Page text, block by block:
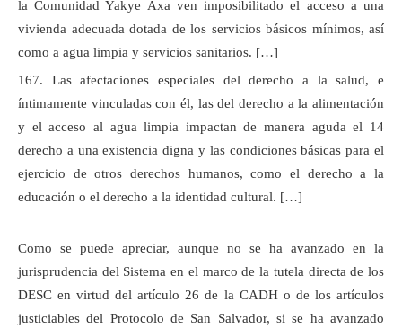
la Comunidad Yakye Axa ven imposibilitado el acceso a una
vivienda adecuada dotada de los servicios básicos mínimos, así
como a agua limpia y servicios sanitarios. […]
167. Las afectaciones especiales del derecho a la salud, e
íntimamente vinculadas con él, las del derecho a la alimentación
y el acceso al agua limpia impactan de manera aguda el 14
derecho a una existencia digna y las condiciones básicas para el
ejercicio de otros derechos humanos, como el derecho a la
educación o el derecho a la identidad cultural. […]
Como se puede apreciar, aunque no se ha avanzado en la
jurisprudencia del Sistema en el marco de la tutela directa de los
DESC en virtud del artículo 26 de la CADH o de los artículos
justiciables del Protocolo de San Salvador, si se ha avanzado